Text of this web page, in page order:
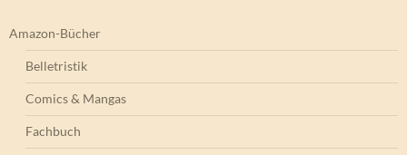
Amazon-Bücher
Belletristik
Comics & Mangas
Fachbuch